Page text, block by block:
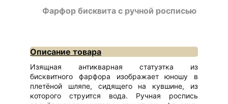
Фарфор бисквита с ручной росписью
Описание товара
Изящная антикварная статуэтка из
бисквитного фарфора изображает юношу в
плетёной шляпе, сидящего на кувшине, из
которого струится вода. Ручная роспись